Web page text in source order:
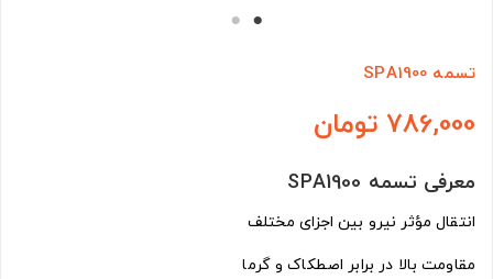
تسمه SPA1900
786,000 تومان
معرفی تسمه SPA1900
انتقال مؤثر نیرو بین اجزای مختلف
مقاومت بالا در برابر اصطکاک و گرما